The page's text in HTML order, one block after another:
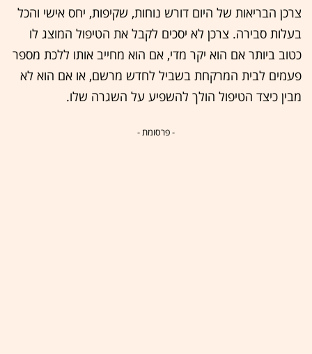
צרכן הבריאות של היום דורש נוחות, שקיפות, יחס אישי והכל
בעלות סבירה. צרכן לא יסכים לקבל את הטיפול המוצג לו
כטוב ביותר אם הוא יקר מדי, אם הוא מחייב אותו ללכת מספר
פעמים לבית המרקחת בשביל לחדש מרשם, או אם הוא לא
מבין כיצד הטיפול הולך להשפיע על השגרה שלו.
- פרסומת -